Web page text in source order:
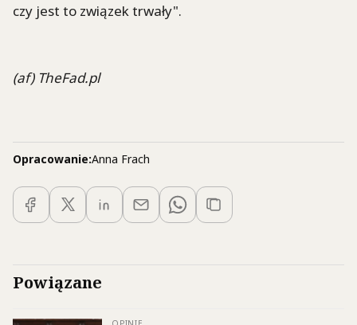
czy jest to związek trwały".
(af) TheFad.pl
Opracowanie:Anna Frach
Powiązane